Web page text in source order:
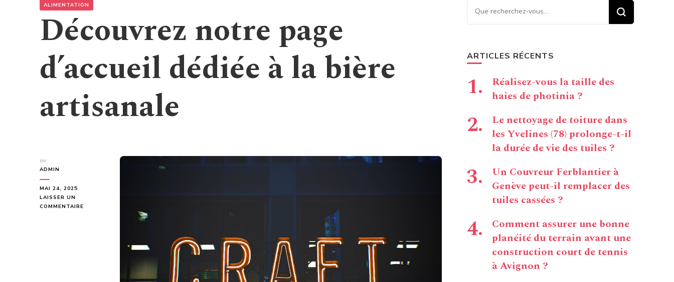
ALIMENTATION
Découvrez notre page
d’accueil dédiée à la bière
artisanale
par
ADMIN
MAI 24, 2025
LAISSER UN
COMMENTAIRE
Vous recherchiez quelque
chose ?
ARTICLES RÉCENTS
Réalisez-vous la taille des
haies de photinia ?
Le nettoyage de toiture dans
les Yvelines (78) prolonge-t-il
la durée de vie des tuiles ?
Un Couvreur Ferblantier à
Genève peut-il remplacer des
tuiles cassées ?
Comment assurer une bonne
planéité du terrain avant une
construction court de tennis
à Avignon ?